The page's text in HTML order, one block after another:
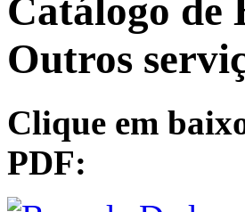
Catálogo de
Outros
Clique em
PDF: